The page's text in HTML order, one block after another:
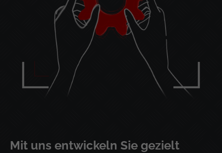
info@yourdomain.com
About us
Lorem ipsum dolor sit amet, consectetuer adipiscing
elit.
Aenean commodo ligula eget dolor. Aenean massa. Cum
sociis natoque penatibus et magnis dis parturient
Mit uns entwickeln Sie gezielt